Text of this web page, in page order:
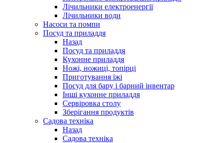
Лічильники електроенергії
Лічильники води
Насоси та помпи
Посуд та приладдя
Назад
Посуд та приладдя
Кухонне приладдя
Ножі, ножиці, топірці
Приготування їжі
Посуд для бару і барний інвентар
Інші кухонне приладдя
Сервіровка столу
Зберігання продуктів
Садова техніка
Назад
Садова техніка